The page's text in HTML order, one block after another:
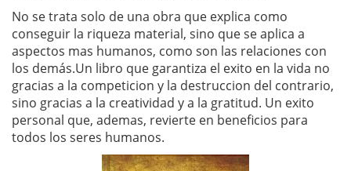
No se trata solo de una obra que explica como
conseguir la riqueza material, sino que se aplica a
aspectos mas humanos, como son las relaciones con
los demás.Un libro que garantiza el exito en la vida no
gracias a la competicion y la destruccion del contrario,
sino gracias a la creatividad y a la gratitud. Un exito
personal que, ademas, revierte en beneficios para
todos los seres humanos.